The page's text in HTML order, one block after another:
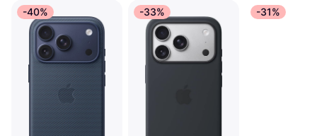
-40% -33% -31%